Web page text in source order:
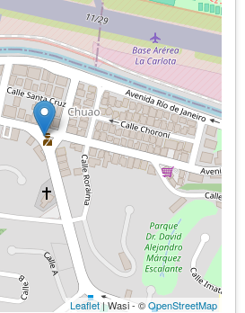
Leaflet| Wasi - ©OpenStreetMap